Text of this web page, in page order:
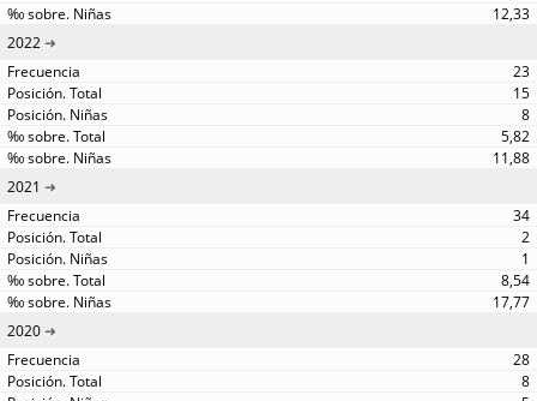
12,33
2022
23
15
8
5,82
11,88
2021
34
2
1
8,54
17,77
2020
28
8